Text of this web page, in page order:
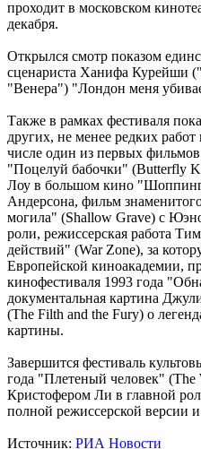
проходит в московском
декабря.
Открылся смотр показом
сценариста Ханифа Курейши
"Венера") "Лондон меня
Также в рамках фестиваля
других, не менее редких
числе один из первых
"Поцелуй бабочки" (Butterfly
Лоу в большом кино
Андерсона, фильм
могила" (Shallow Grave) с
роли, режиссерская работа
действий" (War Zone), за
Европейской киноакадемии,
кинофестиваля 1993 года
документальная картина
(The Filth and the Fury) о
картины.
Завершится фестиваль
года "Плетеный человек"
Кристофером Ли в главной
полной режиссерской версии
Источник: РИА Новости